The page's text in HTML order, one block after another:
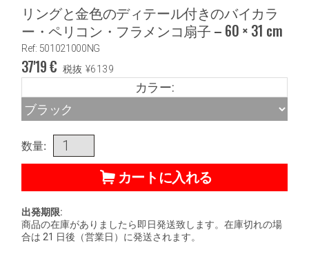
リングと金色のディテール付きのバイカラ
ー・ペリコン・フラメンコ扇子 – 60 × 31 cm
Ref: 501021000NG
37'19€ 税抜 ¥6139
カラー:
数量:
カートに入れる
出発期限:
商品の在庫がありましたら即日発送致します。在庫切れの場
合は 21 日後（営業日）に発送されます。